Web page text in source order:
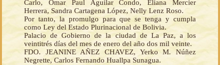
Carlo, Omar Paul Aguilar Condo, Eliana Mercier
Herrera, Sandra Cartagena López, Nelly Lenz Roso.
Por tanto, la promulgo para que se tenga y cumpla
como Ley del Estado Plurinacional de Bolivia.
Palacio de Gobierno de la ciudad de La Paz, a los
veintitrés días del mes de enero del año dos mil veinte.
FDO. JEANINE AÑEZ CHAVEZ, Yerko M. Núñez
Negrette, Carlos Fernando Huallpa Sunagua.